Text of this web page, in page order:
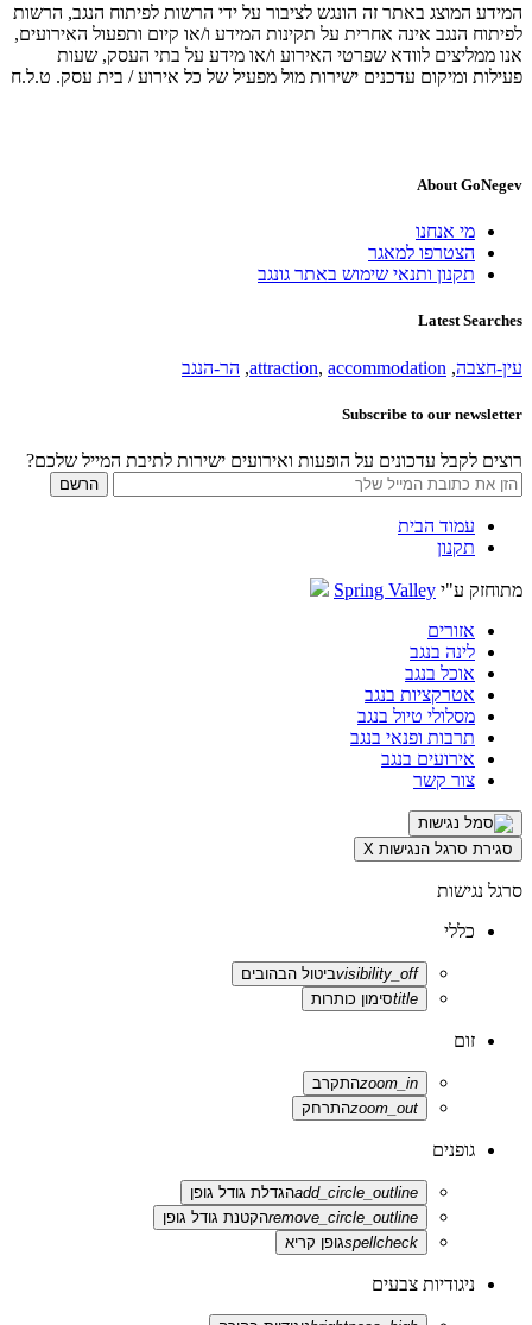
המידע המוצג באתר זה הונגש לציבור על ידי הרשות לפיתוח הנגב, הרשות
לפיתוח הנגב אינה אחרית על תקינות המידע ו/או קיום ותפעול האירועים,
אנו ממליצים לוודא שפרטי האירוע ו/או מידע על בתי העסק, שעות
פעילות ומיקום עדכנים ישירות מול מפעיל של כל אירוע / בית עסק. ט.ל.ח
About GoNegev
מי אנחנו
הצטרפו למאגר
תקנון ותנאי שימוש באתר גונגב
Latest Searches
עין-חצבה,
attraction, accommodation
, הר-הנגב
Subscribe to our newsletter
רוצים לקבל עדכונים על הופעות ואירועים ישירות לתיבת המייל שלכם?
עמוד הבית
תקנון
מתוחזק ע"י Spring Valley
אזורים
לינה בנגב
אוכל בנגב
אטרקציות בנגב
מסלולי טיול בנגב
תרבות ופנאי בנגב
אירועים בנגב
צור קשר
סגירת סרגל הנגישות X
סרגל נגישות
כללי
visibility_offביטול הבהובים
titleסימון כותרות
זום
zoom_inהתקרב
zoom_outהתרחק
גופנים
add_circle_outlineהגדלת גודל גופן
remove_circle_outlineהקטנת גודל גופן
spellcheckגופן קריא
ניגודיות צבעים